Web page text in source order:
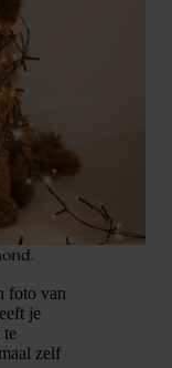
foto van
je
te
zelf